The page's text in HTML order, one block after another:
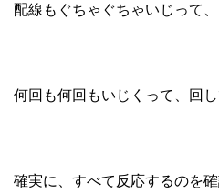
配線もぐちゃぐちゃいじって
何回も何回もいじくって、回し
確実に、すべて反応するのを